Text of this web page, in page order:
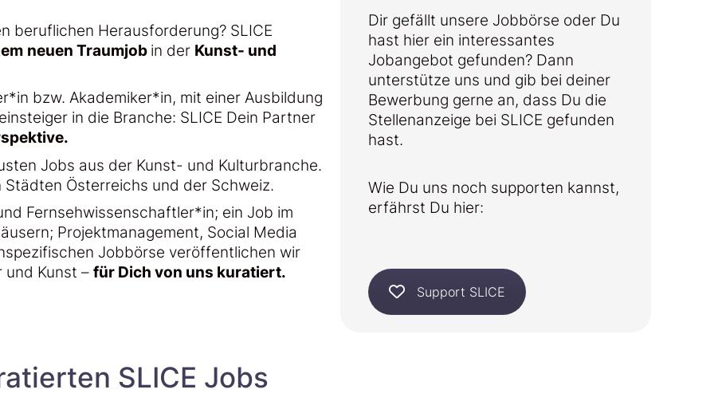
beruflichen Herausforderung? SLICE
neuen Traumjob in der Kunst- und
bzw. Akademiker*in, mit einer Ausbildung
in die Branche: SLICE Dein Partner
Jobs aus der Kunst- und Kulturbranche.
Österreichs und der Schweiz.
Fernsehwissenschaftler*in; ein Job im
Projektmanagement, Social Media
Jobbörse veröffentlichen wir
und Kunst – für Dich von uns kuratiert.
Dir gefällt unsere Jobbörse oder Du
hast hier ein interessantes
Jobangebot gefunden? Dann
unterstütze uns und gib bei deiner
Bewerbung gerne an, dass Du die
Stellenanzeige bei SLICE gefunden
hast.
Wie Du uns noch supporten kannst,
erfährst Du hier:
Support SLICE
SLICE Jobs